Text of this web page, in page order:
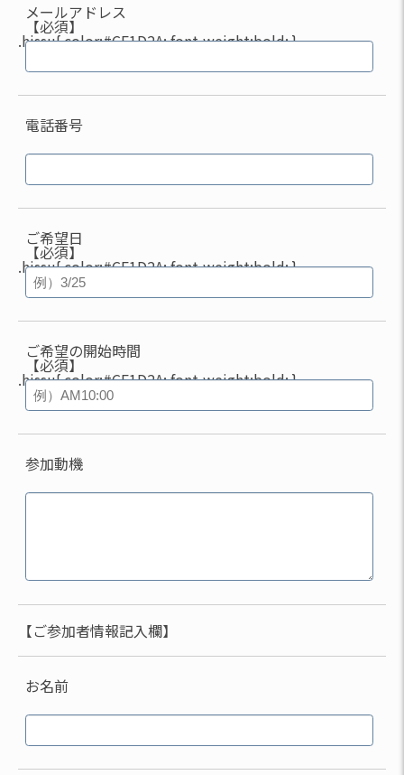
メールアドレス
【必須】
.hissu{ color:#CF1D2A; font-weight:bold; }
電話番号
ご希望日
【必須】
.hissu{ color:#CF1D2A; font-weight:bold; }
ご希望の開始時間
【必須】
.hissu{ color:#CF1D2A; font-weight:bold; }
参加動機
【ご参加者情報記入欄】
お名前